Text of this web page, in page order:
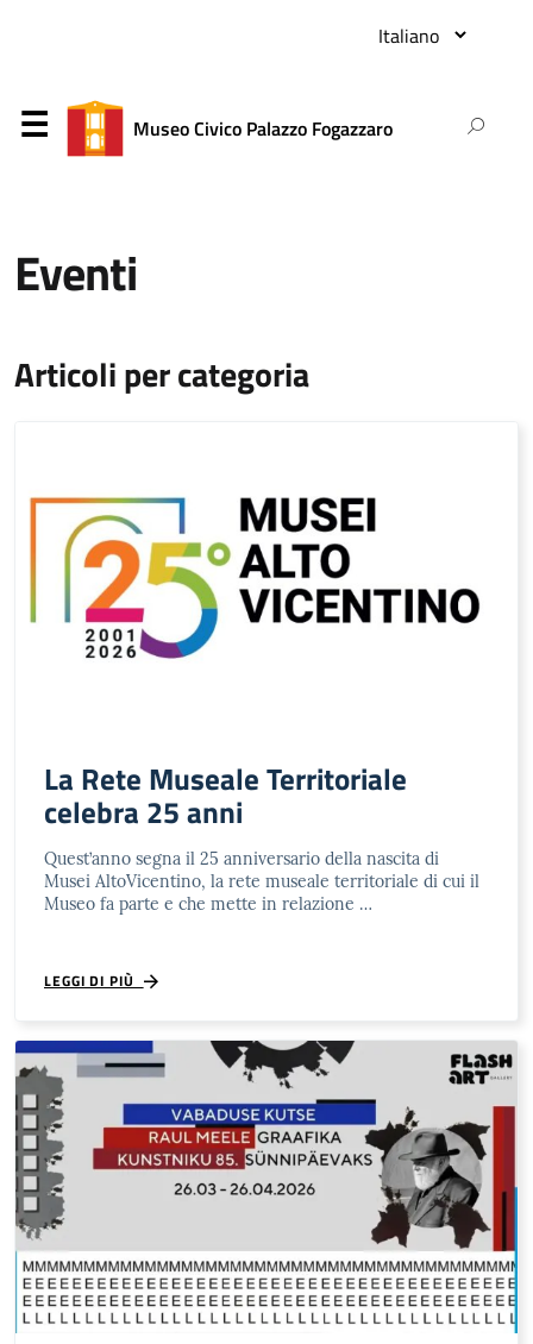
Museo Civico Palazzo Fogazzaro
Eventi
Articoli per categoria
La Rete Museale Territoriale
celebra 25 anni
Quest’anno segna il 25 anniversario della nascita di
Musei AltoVicentino, la rete museale territoriale di cui il
Museo fa parte e che mette in relazione …
LEGGI DI PIÙ